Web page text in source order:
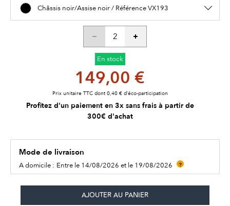
Châssis noir/Assise noir / Référence VX193
En stock
149,00 €
Prix unitaire TTC dont 0,40 € d’éco-participation
Profitez d'un paiement en 3x sans frais à partir de
300€ d'achat
Mode de livraison
A domicile : Entre le 14/08/2026 et le 19/08/2026 ?